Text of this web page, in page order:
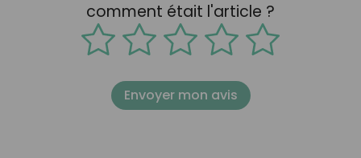
comment était l'article ?
Envoyer mon avis